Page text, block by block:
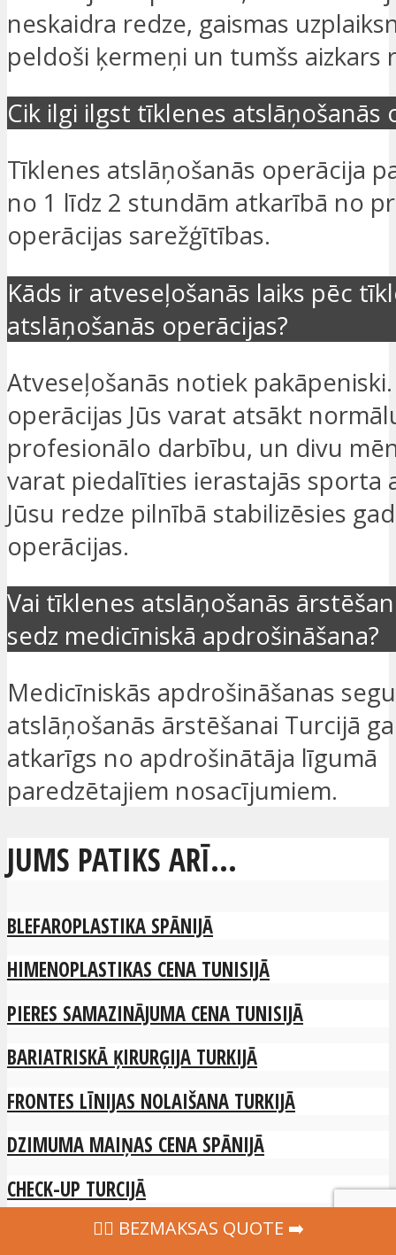
neskaidra redze, gaismas
peldoši ķermeņi un tumšs aizkars
Cik ilgi ilgst tīklenes atslāņošanās
Tīklenes atslāņošanās operācija
no 1 līdz 2 stundām atkarībā no
operācijas sarežģītības.
Kāds ir atveseļošanās laiks pēc
atslāņošanās operācijas?
Atveseļošanās notiek
operācijas Jūs varat atsākt
profesionālo darbību, un divu
varat piedalīties ierastajās sporta
Jūsu redze pilnībā stabilizēsies
operācijas.
Vai tīklenes atslāņošanās
sedz medicīniskā apdrošināšana?
Medicīniskās apdrošināšanas
atslāņošanās ārstēšanai Turcijā
atkarīgs no apdrošinātāja līgumā
paredzētajiem nosacījumiem.
JUMS PATIKS ARĪ...
BLEFAROPLASTIKA SPĀNIJĀ
HIMENOPLASTIKAS CENA TUNISIJĀ
PIERES SAMAZINĀJUMA CENA TUNISIJĀ
BARIATRISKĀ ĶIRURĢIJA TURKIJĀ
FRONTES LĪNIJAS NOLAIŠANA TURKIJĀ
DZIMUMA MAIŅAS CENA SPĀNIJĀ
CHECK-UP TURCIJĀ
KRŪŠU MUSKUĻU IMPLANTI TURCIJĀ
‍👩‍⚕ BEZMAKSAS QUOTE ➡️